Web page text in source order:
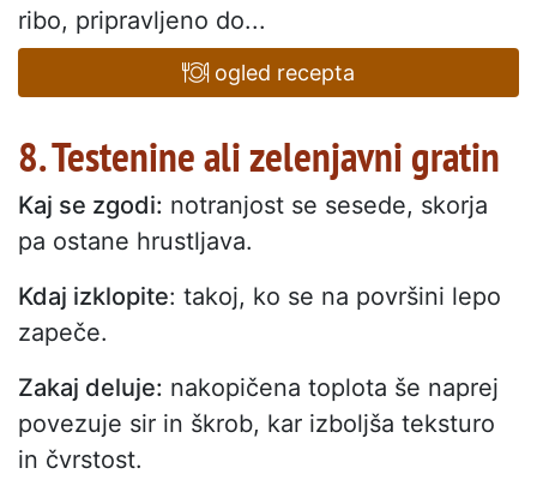
ribo, pripravljeno do...
ogled recepta
8. Testenine ali zelenjavni gratin
Kaj se zgodi: notranjost se sesede, skorja
pa ostane hrustljava.
Kdaj izklopite: takoj, ko se na površini lepo
zapeče.
Zakaj deluje: nakopičena toplota še naprej
povezuje sir in škrob, kar izboljša teksturo
in čvrstost.